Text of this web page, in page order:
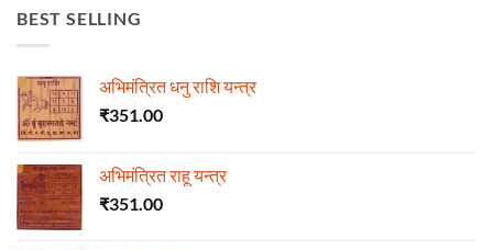
BEST SELLING
अभिमंत्रित धनु राशि यन्त्र
₹351.00
अभिमंत्रित राहू यन्त्र
₹351.00